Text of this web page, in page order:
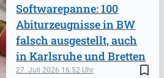
bookmark_border
27. Juli 2026 16:52
Softwarepanne: 100
Abiturzeugnisse in BW
falsch ausgestellt, auch
in Karlsruhe und Bretten